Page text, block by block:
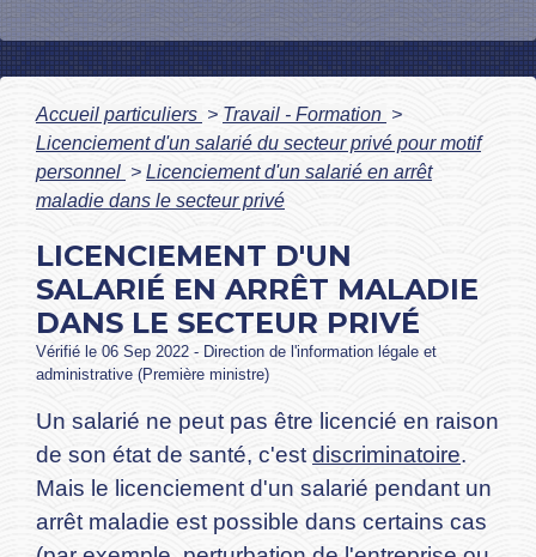
Accueil particuliers > Travail - Formation >
Licenciement d'un salarié du secteur privé pour motif
personnel > Licenciement d'un salarié en arrêt
maladie dans le secteur privé
LICENCIEMENT D'UN
SALARIÉ EN ARRÊT MALADIE
DANS LE SECTEUR PRIVÉ
Vérifié le 06 Sep 2022 - Direction de l'information légale et
administrative (Première ministre)
Un salarié ne peut pas être licencié en raison
de son état de santé, c'est discriminatoire.
Mais le licenciement d'un salarié pendant un
arrêt maladie est possible dans certains cas